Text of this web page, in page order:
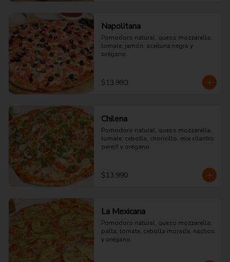
Napolitana
Pomodoro natural, queso mozzarella,
tomate, jamón, aceituna negra y
orégano.
$13.990
Chilena
Pomodoro natural, queso mozzarella,
tomate, cebolla, choricillo, mix cilantro
perejil y orégano.
$13.990
La Mexicana
Pomodoro natural, queso mozzarella,
palta, tomate, cebolla morada, nachos
y orégano.